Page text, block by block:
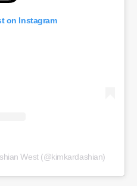
on Instagram
West (@kimkardashian)